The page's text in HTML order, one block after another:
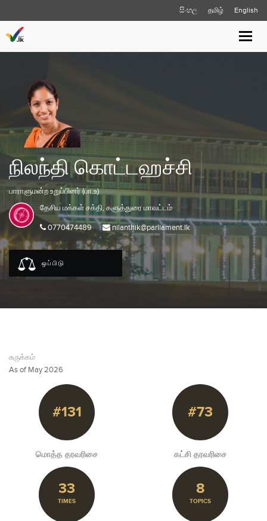
සිංහල தமிழ் English
Toggle
நிலந்தி கொட்டஹச்சி
பாராளுமன்ற உறுப்பினர் (பா.உ)
தேசிய மக்கள் சக்தி,களுத்துரைமாவட்டம்
0770474489 nilanthik@parliament.lk
ஒப்பிடு
சுருக்கம்
As of May 2026
#131
மொத்த தரவரிசை
#73
கட்சி தரவரிசை
33
TIMES
8
TOPICS